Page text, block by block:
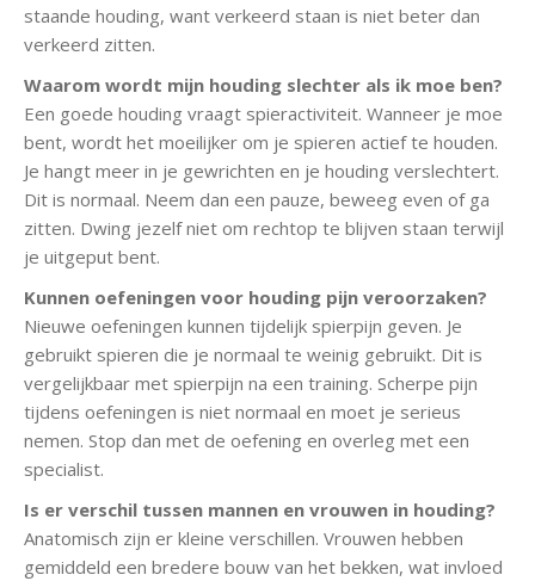
staande houding, want verkeerd staan is niet beter dan
verkeerd zitten.
Waarom wordt mijn houding slechter als ik moe ben?
Een goede houding vraagt spieractiviteit. Wanneer je moe
bent, wordt het moeilijker om je spieren actief te houden.
Je hangt meer in je gewrichten en je houding verslechtert.
Dit is normaal. Neem dan een pauze, beweeg even of ga
zitten. Dwing jezelf niet om rechtop te blijven staan terwijl
je uitgeput bent.
Kunnen oefeningen voor houding pijn veroorzaken?
Nieuwe oefeningen kunnen tijdelijk spierpijn geven. Je
gebruikt spieren die je normaal te weinig gebruikt. Dit is
vergelijkbaar met spierpijn na een training. Scherpe pijn
tijdens oefeningen is niet normaal en moet je serieus
nemen. Stop dan met de oefening en overleg met een
specialist.
Is er verschil tussen mannen en vrouwen in houding?
Anatomisch zijn er kleine verschillen. Vrouwen hebben
gemiddeld een bredere bouw van het bekken, wat invloed